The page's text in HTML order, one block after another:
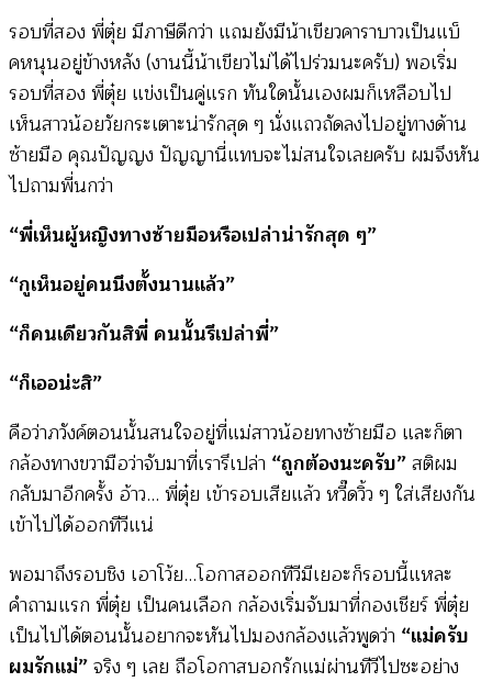
รอบที่สอง พี่ตุ๋ย มีภาษีดีกว่า แถมยังมีน้าเขียวคาราบาวเป็นแบ็
คหนุนอยู่ข้างหลัง (งานนี้น้าเขียวไม่ได้ไปร่วมนะครับ) พอเริ่ม
รอบที่สอง พี่ตุ๋ย แข่งเป็นคู่แรก ทันใดนั้นเองผมก็เหลือบไป
เห็นสาวน้อยวัยกระเตาะน่ารักสุด ๆ นั่งแถวถัดลงไปอยู่ทางด้าน
ซ้ายมือ คุณปัญญง ปัญญานี่แทบจะไม่สนใจเลยครับ ผมจึงหัน
ไปถามพี่นกว่า
“พี่เห็นผู้หญิงทางซ้ายมือหรือเปล่าน่ารักสุด ๆ”
“กูเห็นอยู่คนนึงตั้งนานแล้ว”
“ก็คนเดียวกันสิพี่ คนนั้นรึเปล่าพี่”
“ก็เออน่ะสิ”
คือว่าภวังค์ตอนนั้นสนใจอยู่ที่แม่สาวน้อยทางซ้ายมือ และก็ตา
กล้องทางขวามือว่าจับมาที่เรารึเปล่า “ถูกต้องนะครับ”สติผม
กลับมาอีกครั้ง อ้าว… พี่ตุ๋ย เข้ารอบเสียแล้ว หวี๊ดวิ้ว ๆ ใส่เสียงกัน
เข้าไปได้ออกทีวีแน่
พอมาถึงรอบชิง เอาโว้ย…โอกาสออกทีวีมีเยอะก็รอบนี้แหละ
คำถามแรก พี่ตุ๋ย เป็นคนเลือก กล้องเริ่มจับมาที่กองเชียร์ พี่ตุ๋ย
เป็นไปได้ตอนนั้นอยากจะหันไปมองกล้องแล้วพูดว่า “แม่ครับ
ผมรักแม่”จริง ๆ เลย ถือโอกาสบอกรักแม่ผ่านทีวีไปซะอย่าง